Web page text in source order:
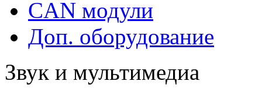
CAN модули
Доп. оборудование
Звук и мультимедиа